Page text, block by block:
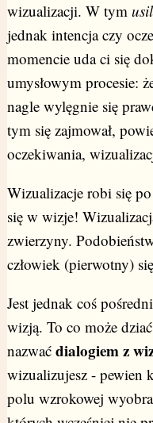
wizualizacji. W tym
jednak intencja czy
momencie uda ci się
umysłowym procesie:
nagle wylęgnie się
tym się zajmował,
oczekiwania,
Wizualizacje robi się
się w wizje!
zwierzyny.
człowiek (pierwotny)
Jest jednak coś
wizją. To co może
nazwać dialogiem z
wizualizujesz - pewien
polu wzrokowej